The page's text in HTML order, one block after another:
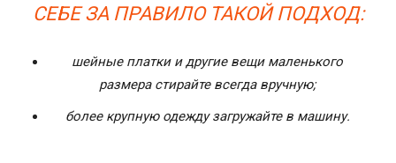
СЕБЕ ЗА ПРАВИЛО ТАКОЙ ПОДХОД:
шейные платки и другие вещи маленького
размера стирайте всегда вручную;
более крупную одежду загружайте в машину.